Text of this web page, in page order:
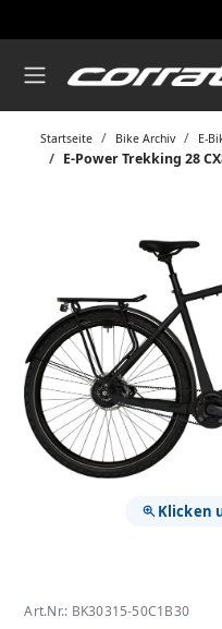
Startseite Bike Archiv E-
E-Power Trekking 28
Klicken
Art.Nr.: BK30315-50C1B30